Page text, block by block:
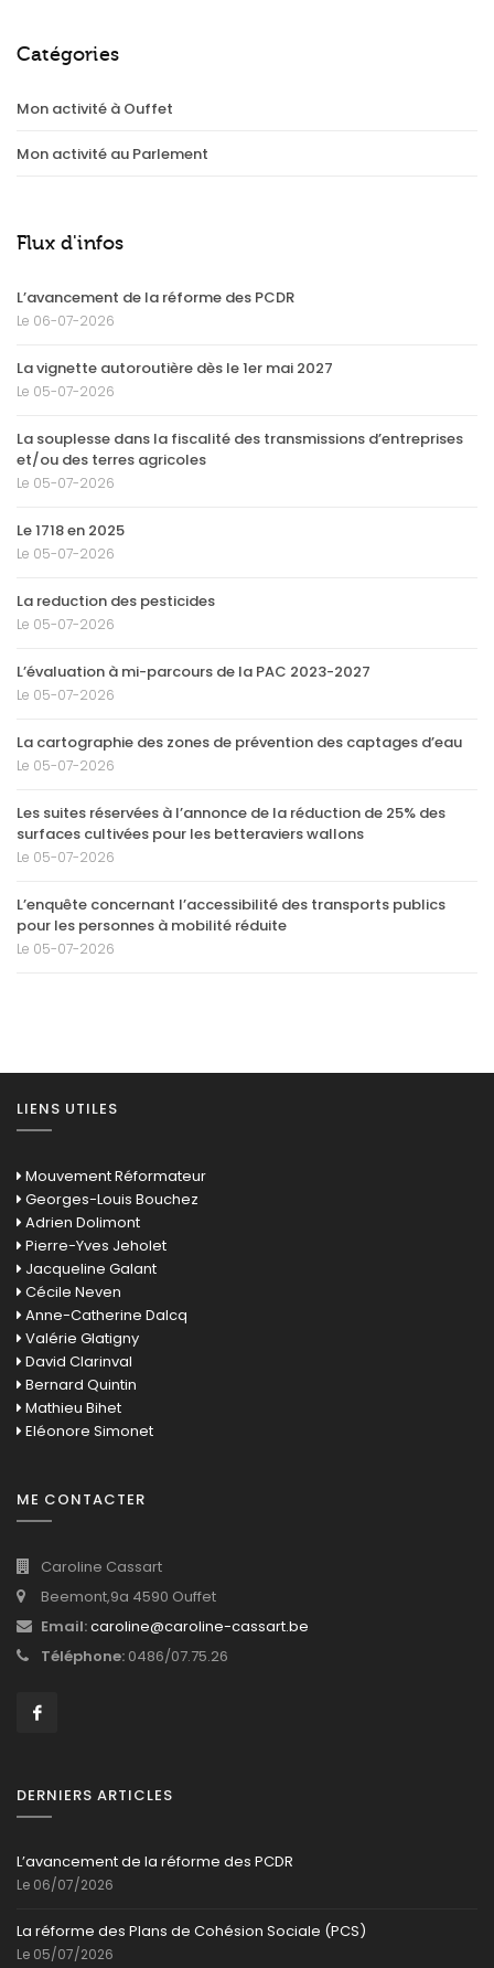
Catégories
Mon activité à Ouffet
Mon activité au Parlement
Flux d'infos
L’avancement de la réforme des PCDR
Le 06-07-2026
La vignette autoroutière dès le 1er mai 2027
Le 05-07-2026
La souplesse dans la fiscalité des transmissions d’entreprises
et/ou des terres agricoles
Le 05-07-2026
Le 1718 en 2025
Le 05-07-2026
La reduction des pesticides
Le 05-07-2026
L’évaluation à mi-parcours de la PAC 2023-2027
Le 05-07-2026
La cartographie des zones de prévention des captages d’eau
Le 05-07-2026
Les suites réservées à l’annonce de la réduction de 25% des
surfaces cultivées pour les betteraviers wallons
Le 05-07-2026
L’enquête concernant l’accessibilité des transports publics
pour les personnes à mobilité réduite
Le 05-07-2026
LIENS UTILES
Mouvement Réformateur
Georges-Louis Bouchez
Adrien Dolimont
Pierre-Yves Jeholet
Jacqueline Galant
Cécile Neven
Anne-Catherine Dalcq
Valérie Glatigny
David Clarinval
Bernard Quintin
Mathieu Bihet
Eléonore Simonet
ME CONTACTER
Caroline Cassart
Beemont,9a 4590 Ouffet
Email:caroline@caroline-cassart.be
Téléphone: 0486/07.75.26
DERNIERS ARTICLES
L’avancement de la réforme des PCDR
Le 06/07/2026
La réforme des Plans de Cohésion Sociale (PCS)
Le 05/07/2026